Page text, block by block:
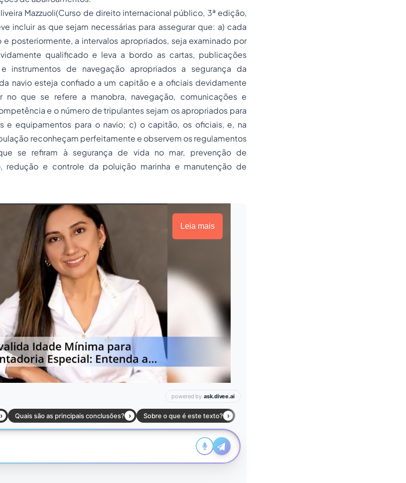
Mazzuoli(Curso de direito internacional público, 3ª edição,
incluir as que sejam necessárias para assegurar que: a) cada
e posteriormente, a intervalos apropriados, seja examinado por
qualificado e leva a bordo as cartas, publicações
instrumentos de navegação apropriados a segurança da
navio esteja confiado a um capitão e a oficiais devidamente
no que se refere a manobra, navegação, comunicações e
e o número de tripulantes sejam os apropriados para
e equipamentos para o navio; c) o capitão, os oficiais, e, na
reconheçam perfeitamente e observem os regulamentos
se refiram à segurança de vida no mar, prevenção de
redução e controle da poluição marinha e manutenção de
Leia mais